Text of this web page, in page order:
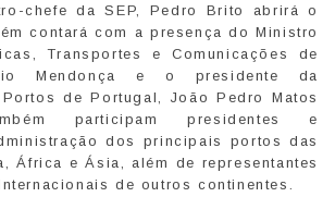
chefe da SEP, Pedro Brito abrirá o
contará com a presença do Ministro
Transportes e Comunicações de
Mendonça e o presidente da
de Portugal, João Pedro Matos
participam presidentes e
dos principais portos das
África e Ásia, além de representantes
de outros continentes.